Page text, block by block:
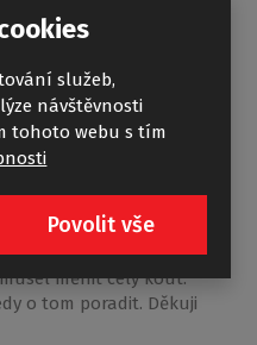
Máme od vás sprchový
Jedná se o typ
100 pravostranný.
jsem i na novější typy
že by tam šly dát jiné
měnit celý kout.
o tom poradit. Děkuji
služeb,
návštěvnosti
tohoto webu s tím
Povolit vše